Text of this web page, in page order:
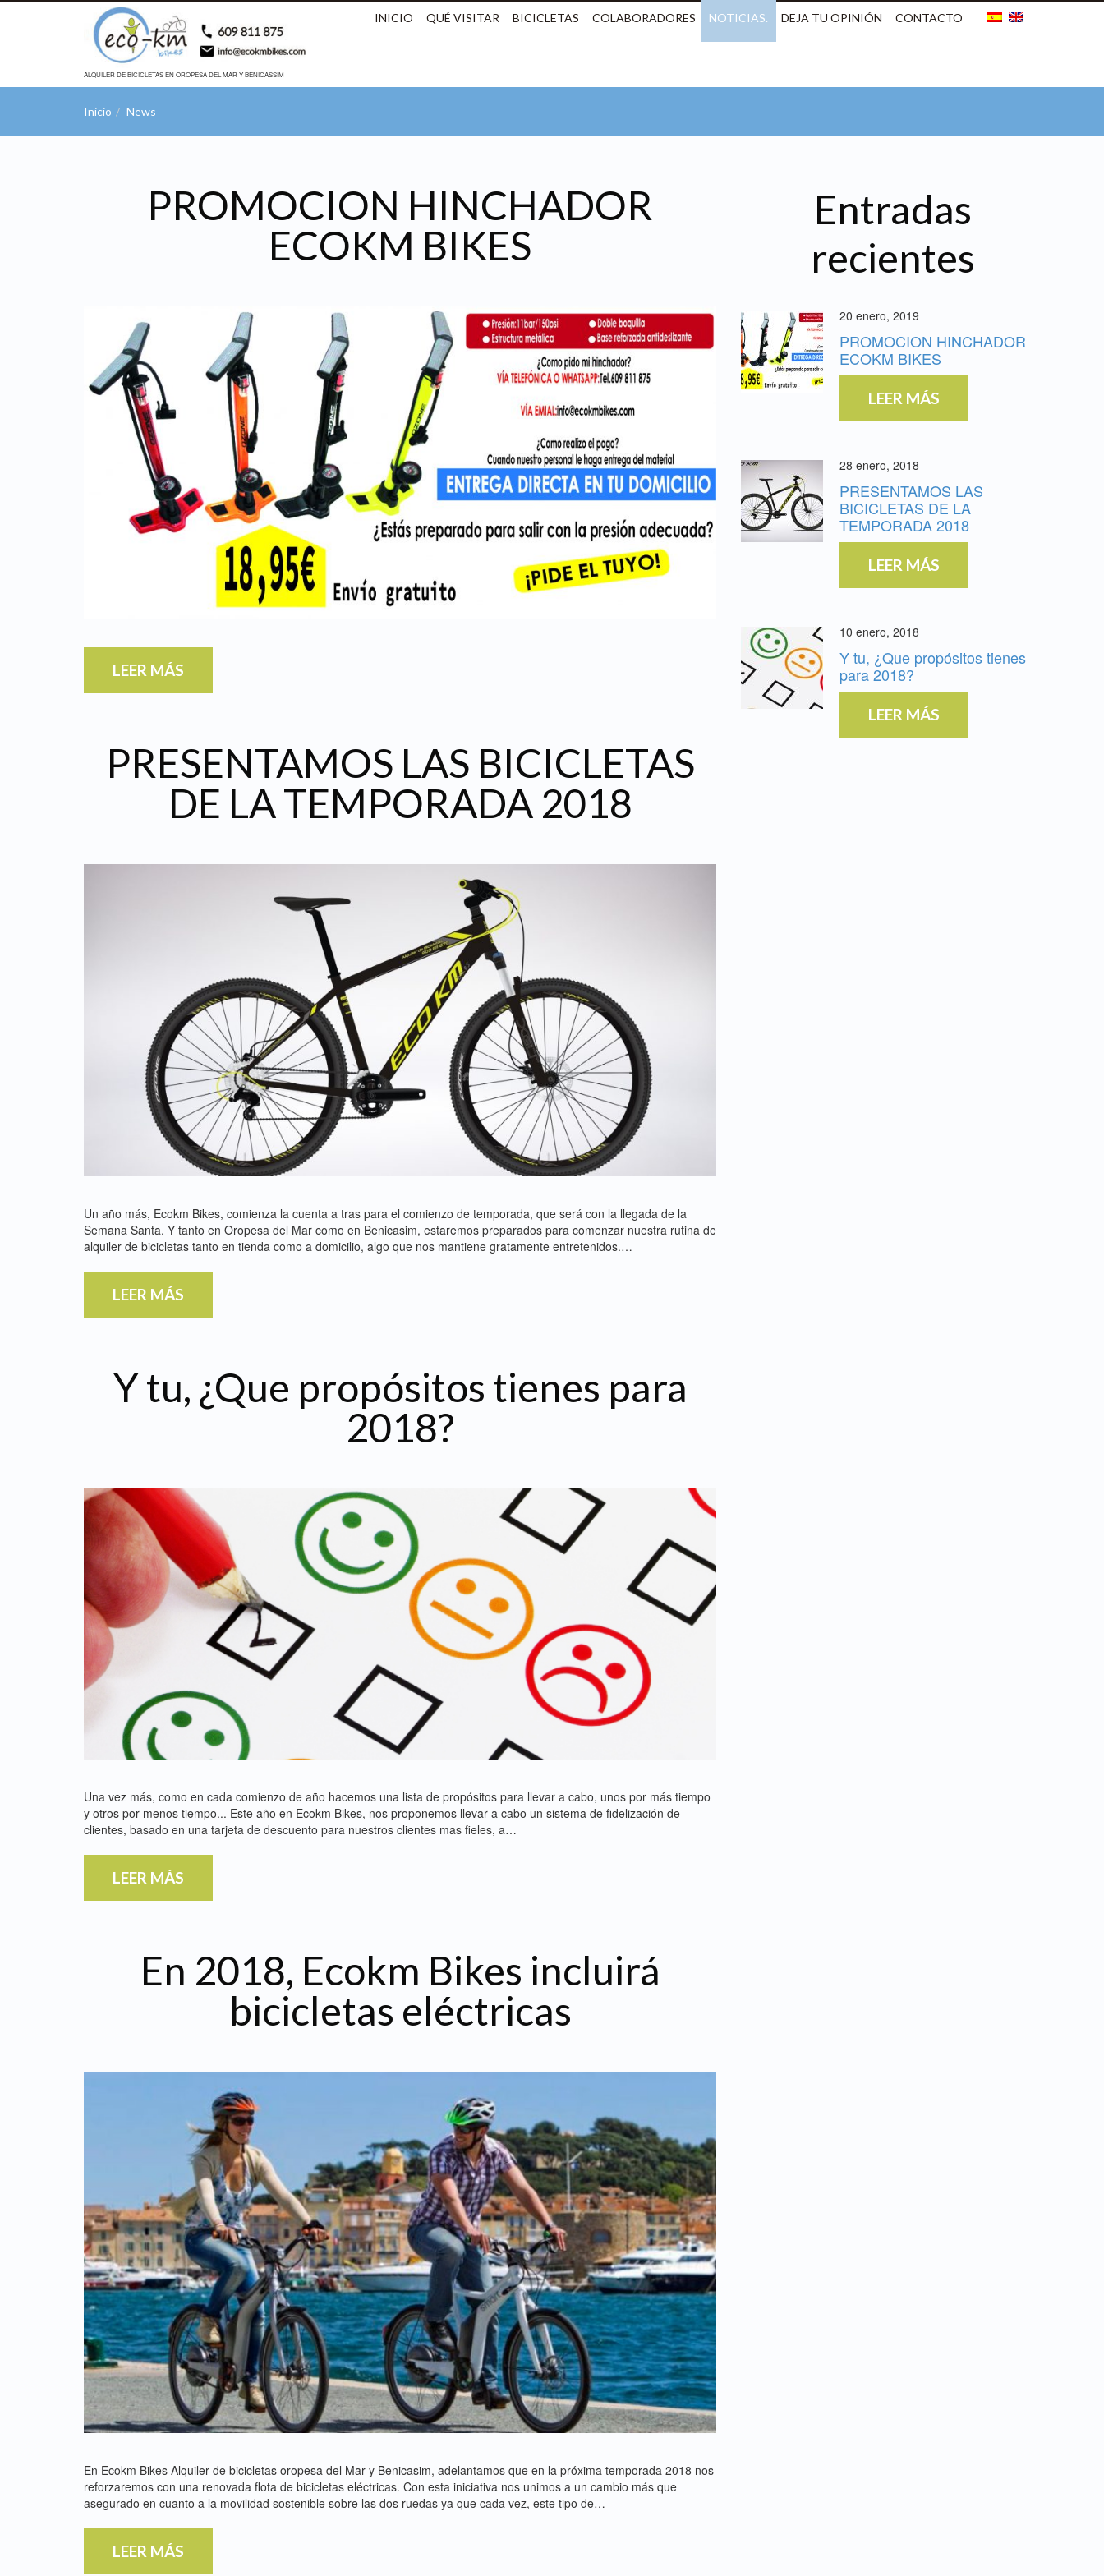
ALQUILER DE BICICLETAS EN OROPESA DEL MAR Y BENICASSIM
INICIO QUÉ VISITAR BICICLETAS COLABORADORES NOTICIAS. DEJA TU OPINIÓN CONTACTO
Inicio News
PROMOCION HINCHADOR
ECOKM BIKES
LEER MÁS
PRESENTAMOS LAS BICICLETAS
DE LA TEMPORADA 2018
Un año más, Ecokm Bikes, comienza la cuenta a tras para el comienzo de temporada, que será con la llegada de la
Semana Santa. Y tanto en Oropesa del Mar como en Benicasim, estaremos preparados para comenzar nuestra rutina de
alquiler de bicicletas tanto en tienda como a domicilio, algo que nos mantiene gratamente entretenidos.…
LEER MÁS
Y tu, ¿Que propósitos tienes para
2018?
Una vez más, como en cada comienzo de año hacemos una lista de propósitos para llevar a cabo, unos por más tiempo
y otros por menos tiempo... Este año en Ecokm Bikes, nos proponemos llevar a cabo un sistema de fidelización de
clientes, basado en una tarjeta de descuento para nuestros clientes mas fieles, a…
LEER MÁS
En 2018, Ecokm Bikes incluirá
bicicletas eléctricas
En Ecokm Bikes Alquiler de bicicletas oropesa del Mar y Benicasim, adelantamos que en la próxima temporada 2018 nos
reforzaremos con una renovada flota de bicicletas eléctricas. Con esta iniciativa nos unimos a un cambio más que
asegurado en cuanto a la movilidad sostenible sobre las dos ruedas ya que cada vez, este tipo de…
LEER MÁS
Entradas
recientes
20 enero, 2019
PROMOCION HINCHADOR
ECOKM BIKES
LEER MÁS
28 enero, 2018
PRESENTAMOS LAS
BICICLETAS DE LA
TEMPORADA 2018
LEER MÁS
10 enero, 2018
Y tu, ¿Que propósitos tienes
para 2018?
LEER MÁS